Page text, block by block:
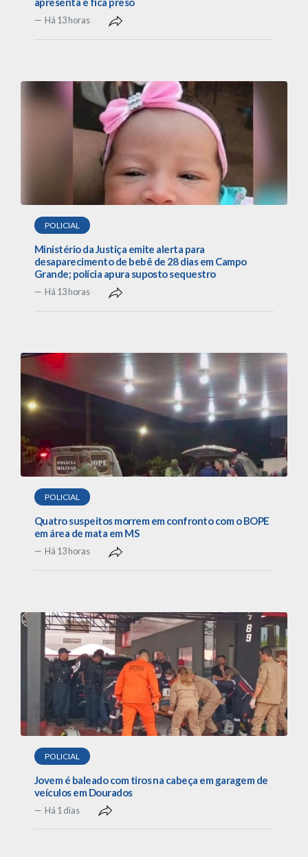
Há 13 horas
POLICIAL
Ministério da Justiça emite alerta para
desaparecimento de bebê de 28 dias em Campo
Grande; polícia apura suposto sequestro
Há 13 horas
POLICIAL
Quatro suspeitos morrem em confronto com o BOPE
em área de mata em MS
Há 13 horas
POLICIAL
Jovem é baleado com tiros na cabeça em garagem de
veículos em Dourados
Há 1 dias